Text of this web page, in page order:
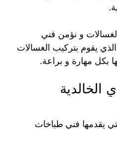
و نؤمن فني
يقوم بتركيب الغسالات
بكل مهارة و براعة.
الخالدية
يقدمها فني طباخات